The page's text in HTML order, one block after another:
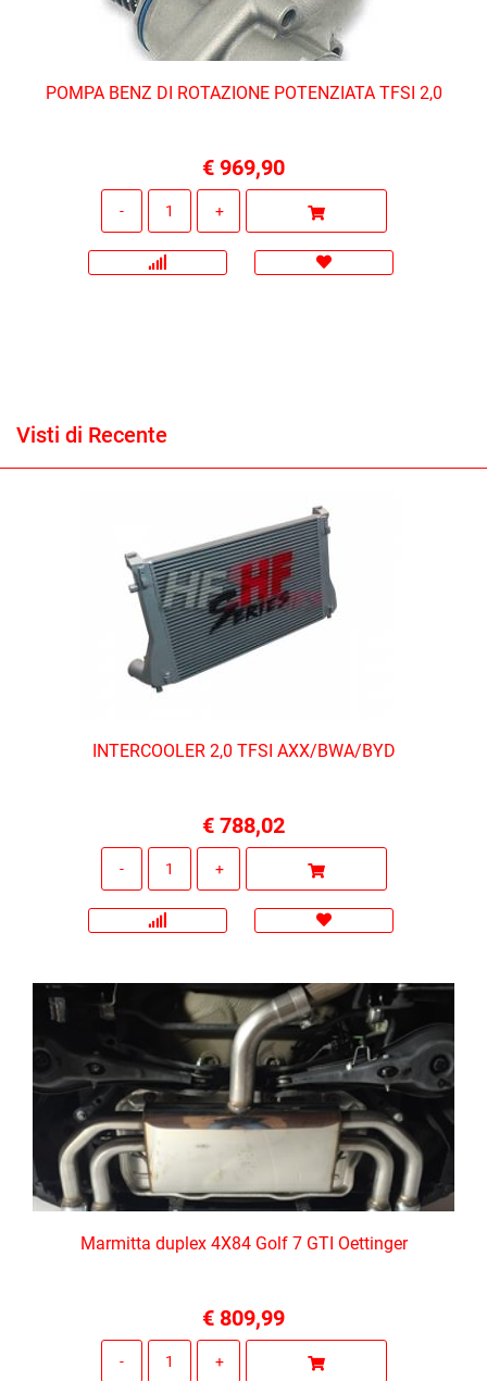
POMPA BENZ DI ROTAZIONE POTENZIATA TFSI 2,0
€ 969,90
Visti di Recente
INTERCOOLER 2,0 TFSI AXX/BWA/BYD
€ 788,02
Marmitta duplex 4X84 Golf 7 GTI Oettinger
€ 809,99